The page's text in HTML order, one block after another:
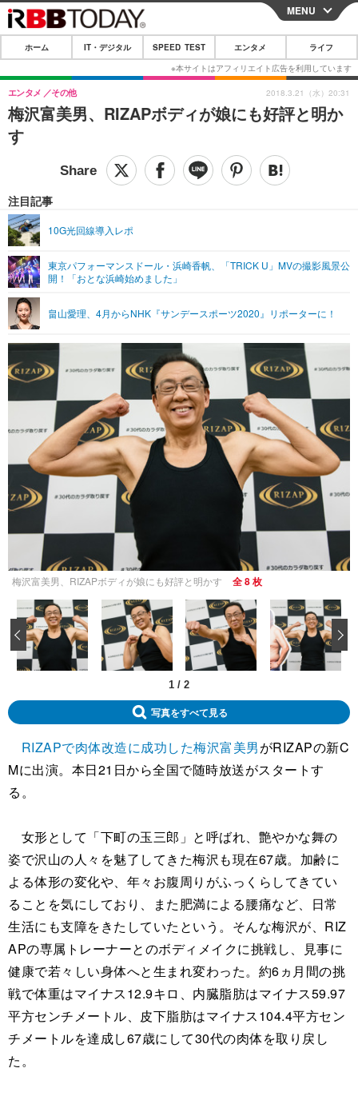
CLOSE
ホーム
IT・デジタル
IT・デジタルTOP スマートフォン
ショッピング その他
SPEED TEST
エンタメTOP 映画・ドラマ
グラビア
ショッピング その他
ライフTOP
その他
リリース一覧
プッシュ通知の停止方法
MENU
ホーム IT・デジタル SPEED TEST エンタメ ライフ
梅沢富美男、RIZAPボディが娘にも好評と明か
す
エンタメ その他
注目記事
10G光回線導入レポ
東京パフォーマンスドール・浜崎香帆、「TRICK U」MVの撮影風景公
開！「おとな浜崎始めました」
畠山愛理、4月からNHK『サンデースポーツ2020』リポーターに！
2018.3.21（水）20:31
梅沢富美男、RIZAPボディが娘にも好評と明かす 全 8 枚
1 / 2
‹
写真をすべて見る
RIZAPで肉体改造に成功した梅沢富美男がRIZAPの新C
Mに出演。本日21日から全国で随時放送がスタートす
る。
女形として「下町の玉三郎」と呼ばれ、艶やかな舞の
姿で沢山の人々を魅了してきた梅沢も現在67歳。加齢に
よる体形の変化や、年々お腹周りがふっくらしてきてい
ることを気にしており、また肥満による腰痛など、日常
生活にも支障をきたしていたという。そんな梅沢が、RIZ
APの専属トレーナーとのボディメイクに挑戦し、見事に
健康で若々しい身体へと生まれ変わった。約6ヵ月間の挑
戦で体重はマイナス12.9キロ、内臓脂肪はマイナス59.97
平方センチメートル、皮下脂肪はマイナス104.4平方セン
チメートルを達成し67歳にして30代の肉体を取り戻し
た。